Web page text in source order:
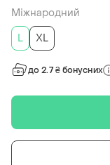
Міжнародний
L
XL
до 2.7 ₴ бонусних